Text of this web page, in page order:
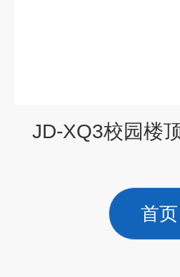
JD-XQ3校园楼
首页